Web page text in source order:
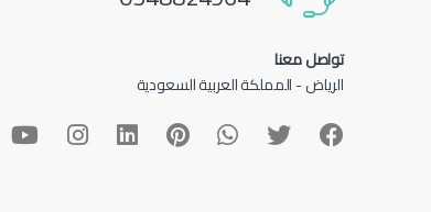
تواصل معنا
الرياض - المملكة العربية السعودية